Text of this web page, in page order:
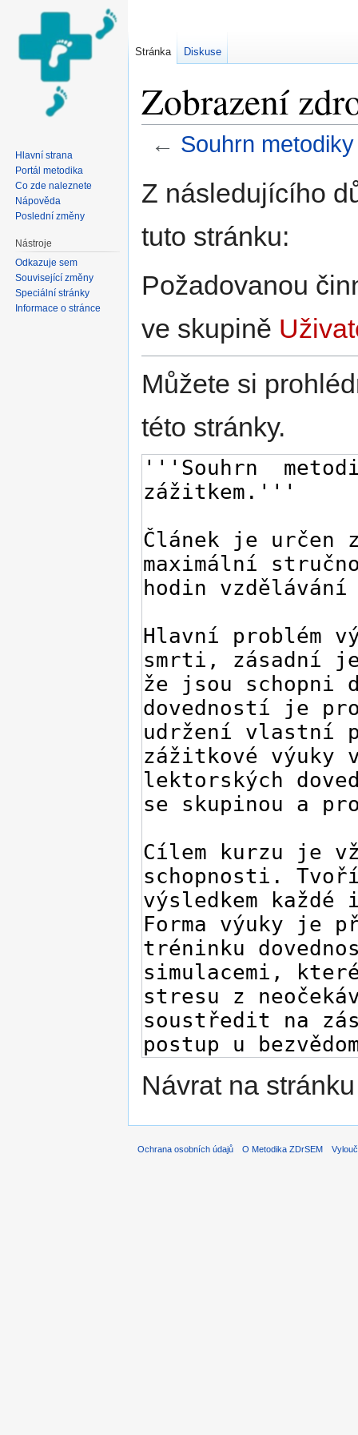
Zobrazení
← Souhrn metodiky
Z následujícího
tuto stránku:
Požadovanou
ve skupině
Můžete si
této stránky.
Návrat na stránku
Stránka Diskuse
Hlavní strana
Portál metodika
Co zde naleznete
Nápověda
Poslední změny
Nástroje
Odkazuje sem
Související změny
Speciální stránky
Informace o stránce
Ochrana osobních údajů O Metodika ZDrSEM